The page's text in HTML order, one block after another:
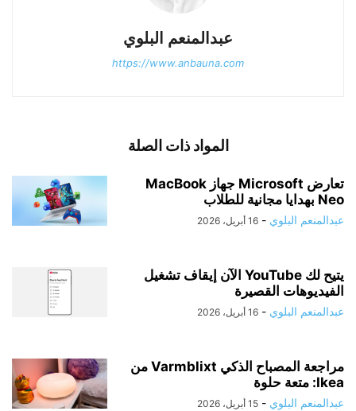
عبدالمنعم البلوي
https://www.anbauna.com
المواد ذات الصلة
تعارض Microsoft جهاز MacBook
Neo بهدايا مجانية للطلاب
عبدالمنعم البلوي - 16 أبريل، 2026
يتيح لك YouTube الآن إيقاف تشغيل
الفيديوهات القصيرة
عبدالمنعم البلوي - 16 أبريل، 2026
مراجعة المصباح الذكي Varmblixt من
Ikea: متعة حلوة
عبدالمنعم البلوي - 15 أبريل، 2026